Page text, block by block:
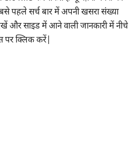
पहले सर्च बार में अपनी खसरा संख्या
और साइड में आने वाली जानकारी में नीचे
पर क्लिक करें|